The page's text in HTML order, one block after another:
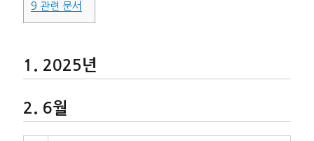
9 관련 문서
2025년
6월